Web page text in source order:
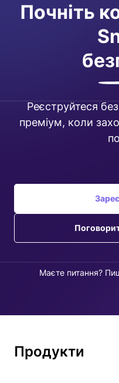
Почніть
Реєструйтеся
преміум, коли
Маєте питання?
Продукти